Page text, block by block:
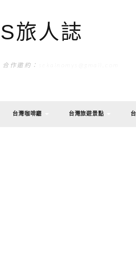
旅人誌
作邀約：sekainomys@gmail.com
台灣咖啡廳 台灣旅遊景點